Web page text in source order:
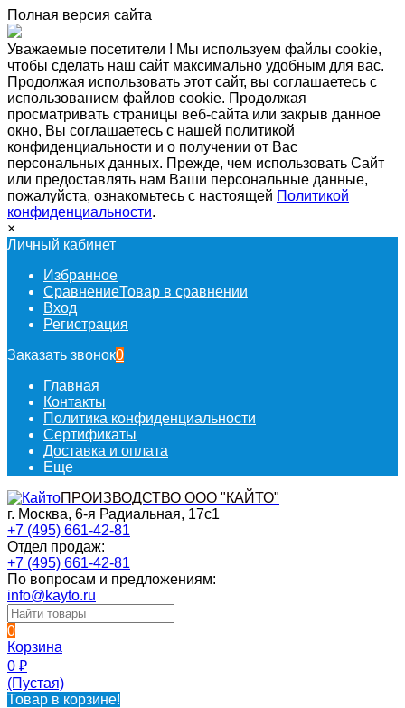
Полная версия сайта
Уважаемые посетители ! Мы используем файлы cookie,
чтобы сделать наш сайт максимально удобным для вас.
Продолжая использовать этот сайт, вы соглашаетесь с
использованием файлов cookie. Продолжая
просматривать страницы веб-сайта или закрыв данное
окно, Вы соглашаетесь с нашей политикой
конфиденциальности и о получении от Вас
персональных данных. Прежде, чем использовать Сайт
или предоставлять нам Ваши персональные данные,
пожалуйста, ознакомьтесь с настоящей Политикой
конфиденциальности.
×
Личный кабинет
Избранное
СравнениеТовар в сравнении
Вход
Регистрация
Заказать звонок0
Главная
Контакты
Политика конфиденциальности
Сертификаты
Доставка и оплата
Еще
ПРОИЗВОДСТВО ООО "КАЙТО"
г. Москва, 6-я Радиальная, 17с1
+7 (495) 661-42-81
Отдел продаж:
+7 (495) 661-42-81
По вопросам и предложениям:
info@kayto.ru
0
Корзина
0 ₽
(Пустая)
Товар в корзине!